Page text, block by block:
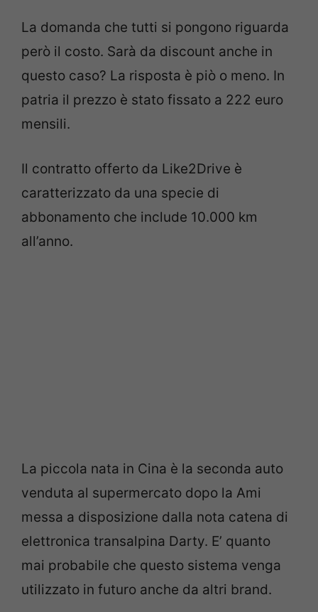
La domanda che tutti si pongono riguarda
però il costo. Sarà da discount anche in
questo caso? La risposta è piò o meno. In
patria il prezzo è stato fissato a 222 euro
mensili.
Il contratto offerto da Like2Drive è
caratterizzato da una specie di
abbonamento che include 10.000 km
all’anno.
La piccola nata in Cina è la seconda auto
venduta al supermercato dopo la Ami
messa a disposizione dalla nota catena di
elettronica transalpina Darty. E’ quanto
mai probabile che questo sistema venga
utilizzato in futuro anche da altri brand.